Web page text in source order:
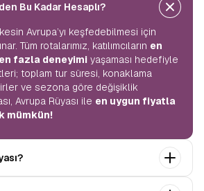
Bu Kadar Hesaplı?
Avrupa’yı keşfedebilmesi için
Tüm rotalarımız, katılımcıların en
fazla deneyimi yaşaması hedefiyle
toplam tur süresi, konaklama
ve sezona göre değişiklik
Avrupa Rüyası ile en uygun fiyatla
mümkün!